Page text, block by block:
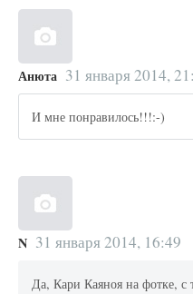
Анюта 31 января 2014,
И мне понравилось!!!:-)
N 31 января 2014, 16:49
Да, Кари Каяноя на фотке, с